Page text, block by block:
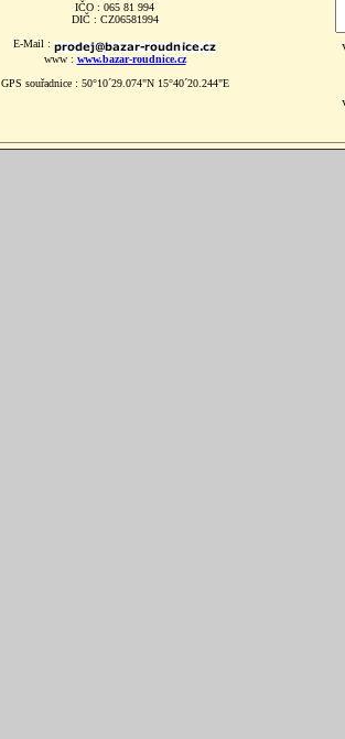
IČO : 065 81 994
DIČ : CZ06581994
E-Mail :
www : www.bazar-roudnice.cz
GPS souřadnice : 50°10´29.074"N 15°40´20.244"E